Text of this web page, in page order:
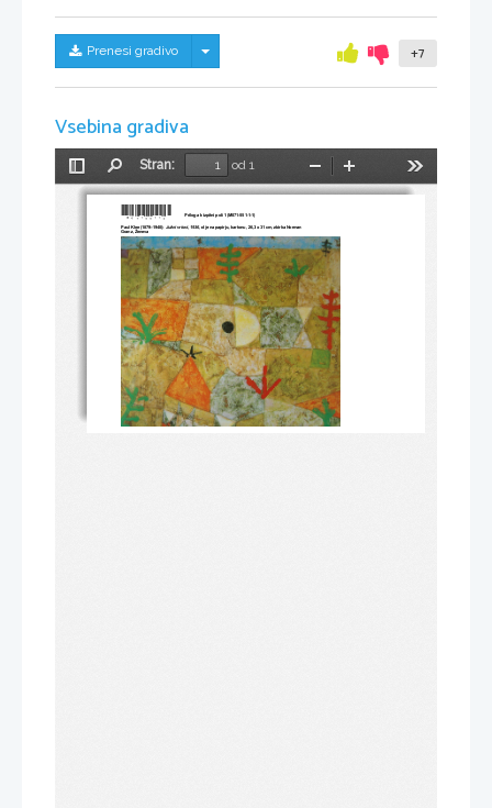
Prenesi gradivo Skrij/prikaži meni +7
Vsebina gradiva
Preklopi
stransko
Stran:
od 1
Pomanjšaj
*M07155114* Priloga k izpitni poli 1 (M071-551-1-1)
Paul Klee (1879–1940): Južni vrtovi, 1936, olje na papirju, kartonu, 26,3 x 31 cm, zbirka Norman
Granz, Ženeva